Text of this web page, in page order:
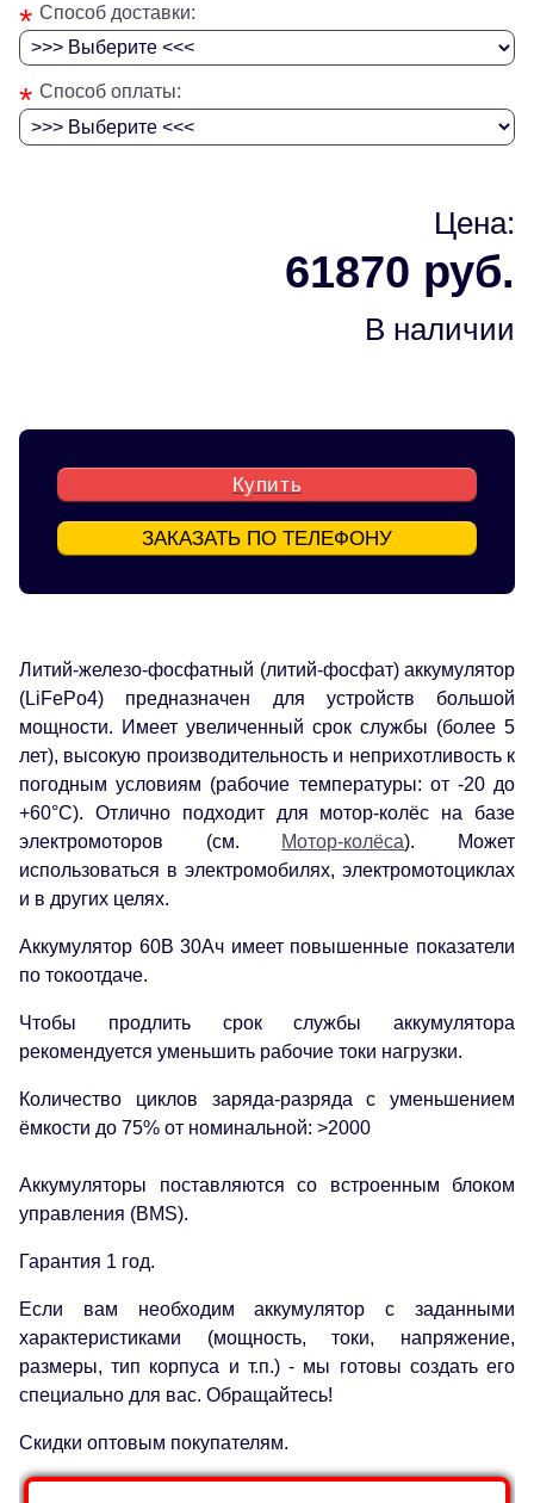
* Способ доставки:
* Способ оплаты:
Цена:
61870 руб.
В наличии
Купить
ЗАКАЗАТЬ ПО ТЕЛЕФОНУ
Литий-железо-фосфатный (литий-фосфат) аккумулятор
(LiFePo4) предназначен для устройств большой
мощности. Имеет увеличенный срок службы (более 5
лет), высокую производительность и неприхотливость к
погодным условиям (рабочие температуры: от -20 до
+60°С). Отлично подходит для мотор-колёс на базе
электромоторов (см. Мотор-колёса). Может
использоваться в электромобилях, электромотоциклах
и в других целях.
Аккумулятор 60В 30Ач имеет повышенные показатели
по токоотдаче.
Чтобы продлить срок службы аккумулятора
рекомендуется уменьшить рабочие токи нагрузки.
Количество циклов заряда-разряда с уменьшением
ёмкости до 75% от номинальной: >2000
Аккумуляторы поставляются со встроенным блоком
управления (BMS).
Гарантия 1 год.
Если вам необходим аккумулятор с заданными
характеристиками (мощность, токи, напряжение,
размеры, тип корпуса и т.п.) - мы готовы создать его
специально для вас. Обращайтесь!
Скидки оптовым покупателям.